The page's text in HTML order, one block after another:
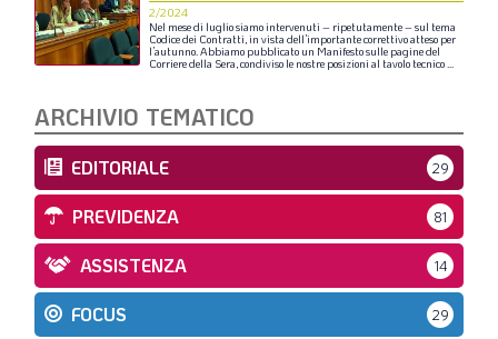
2/2024
Nel mesedi lugliosiamointervenuti – ripetutamente–sul tema
Codicedei Contratti,in vista dell’importantecorrettivoatteso per
l’autunno.Abbiamo pubblicato un Manifestosulle paginedel
Corrieredella Sera,condiviso le nostre posizioni al tavolo tecnico...
ARCHIVIO TEMATICO
EDITORIALE 29
PREVIDENZA 81
ASSISTENZA 14
FOCUS 29